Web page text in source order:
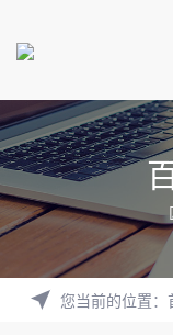
您当前的位置：